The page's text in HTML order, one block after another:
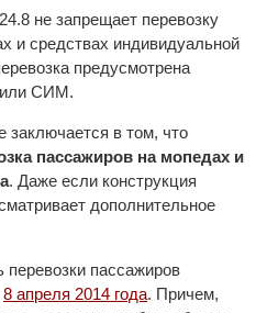
не запрещает перевозку
и средствах индивидуальной
предусмотрена
или СИМ.
заключается в том, что
пассажиров на мопедах и
. Даже если конструкция
дополнительное
пассажиров
8 апреля 2014 года. Причем,